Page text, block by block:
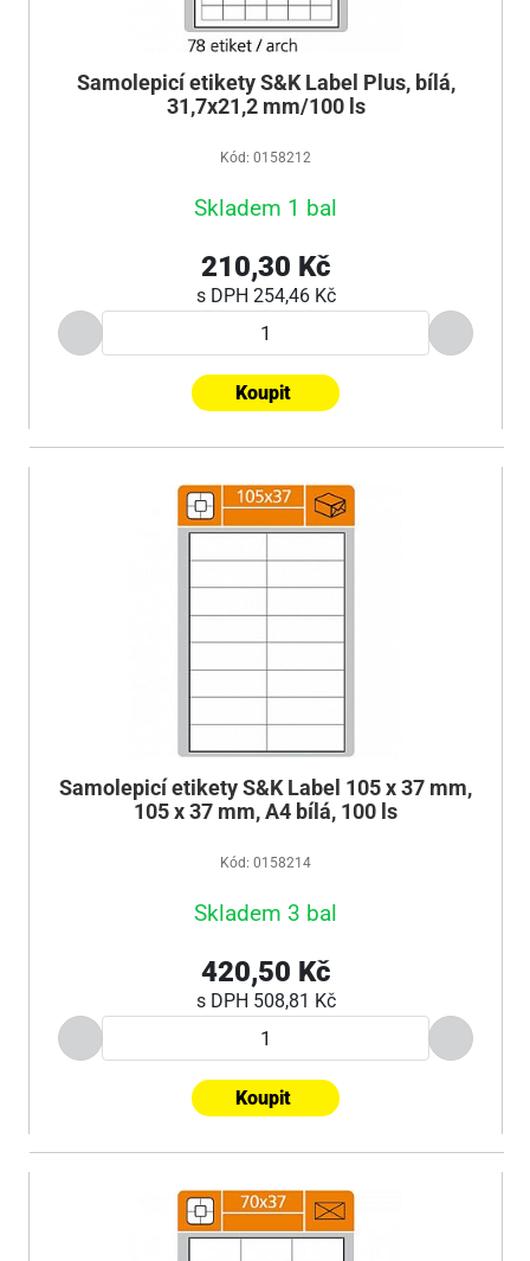
Samolepicí etikety S&K Label Plus, bílá,
31,7x21,2 mm/100 ls
Kód: 0158212
Skladem 1 bal
210,30 Kč
s DPH 254,46 Kč
Koupit
Samolepicí etikety S&K Label 105 x 37 mm,
105 x 37 mm, A4 bílá, 100 ls
Kód: 0158214
Skladem 3 bal
420,50 Kč
s DPH 508,81 Kč
Koupit